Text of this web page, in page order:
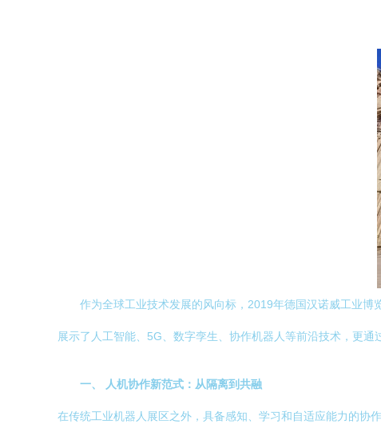
作为全球工业技术发展的风向标，2019年德国汉诺威工业
展示了人工智能、5G、数字孪生、协作机器人等前沿技术，更
一、 人机协作新范式：从隔离到共融
在传统工业机器人展区之外，具备感知、学习和自适应能力的协